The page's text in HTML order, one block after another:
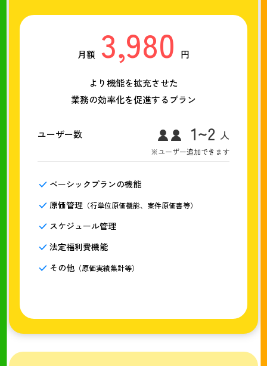
月額 3,980 円
より機能を拡充させた
業務の効率化を促進するプラン
ユーザー数
※ユーザー追加できます
ベーシックプランの機能
原価管理 （行単位原価機能、案件原価書等）
スケジュール管理
法定福利費機能
その他 （原価実績集計等）